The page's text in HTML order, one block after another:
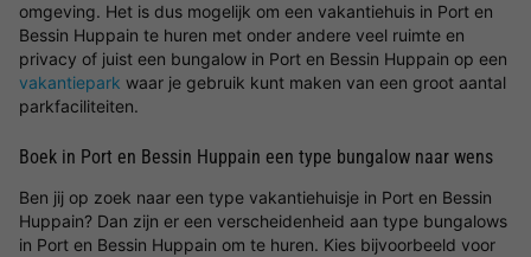
omgeving. Het is dus mogelijk om een vakantiehuis in Port en
Bessin Huppain te huren met onder andere veel ruimte en
privacy of juist een bungalow in Port en Bessin Huppain op een
vakantiepark waar je gebruik kunt maken van een groot aantal
parkfaciliteiten.
Boek in Port en Bessin Huppain een type bungalow naar wens
Ben jij op zoek naar een type vakantiehuisje in Port en Bessin
Huppain? Dan zijn er een verscheidenheid aan type bungalows
in Port en Bessin Huppain om te huren. Kies bijvoorbeeld voor